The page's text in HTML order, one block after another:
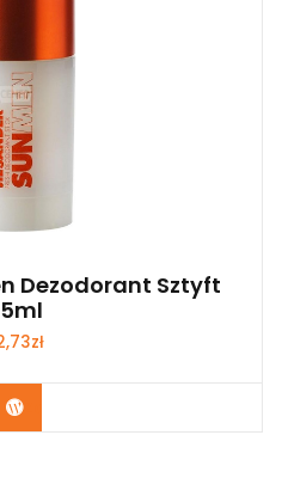
Dezodorant Sztyft
zł
Zobacz